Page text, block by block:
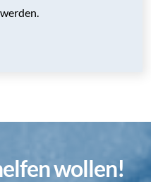
wollen!